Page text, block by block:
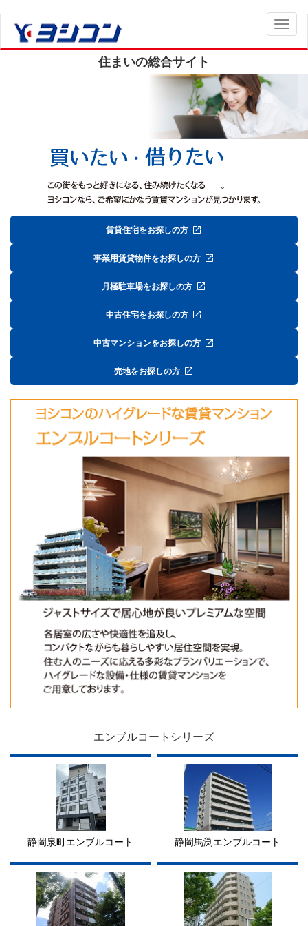
住まいの総合サイト
賃貸住宅をお探しの方
事業用賃貸物件をお探しの方
月極駐車場をお探しの方
中古住宅をお探しの方
中古マンションをお探しの方
売地をお探しの方
エンブルコートシリーズ
静岡泉町エンブルコート 静岡馬渕エンブルコート